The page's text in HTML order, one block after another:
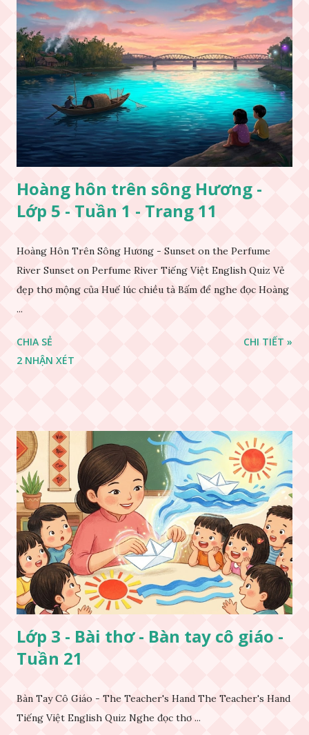
Hoàng hôn trên sông Hương -
Lớp 5 - Tuần 1 - Trang 11
Hoàng Hôn Trên Sông Hương - Sunset on the Perfume
River Sunset on Perfume River Tiếng Việt English Quiz Vẻ
đẹp thơ mộng của Huế lúc chiều tà Bấm để nghe đọc Hoàng
...
CHIA SẺ
2 NHẬN XÉT
CHI TIẾT »
Lớp 3 - Bài thơ - Bàn tay cô giáo -
Tuần 21
Bàn Tay Cô Giáo - The Teacher's Hand The Teacher's Hand
Tiếng Việt English Quiz Nghe đọc thơ ...